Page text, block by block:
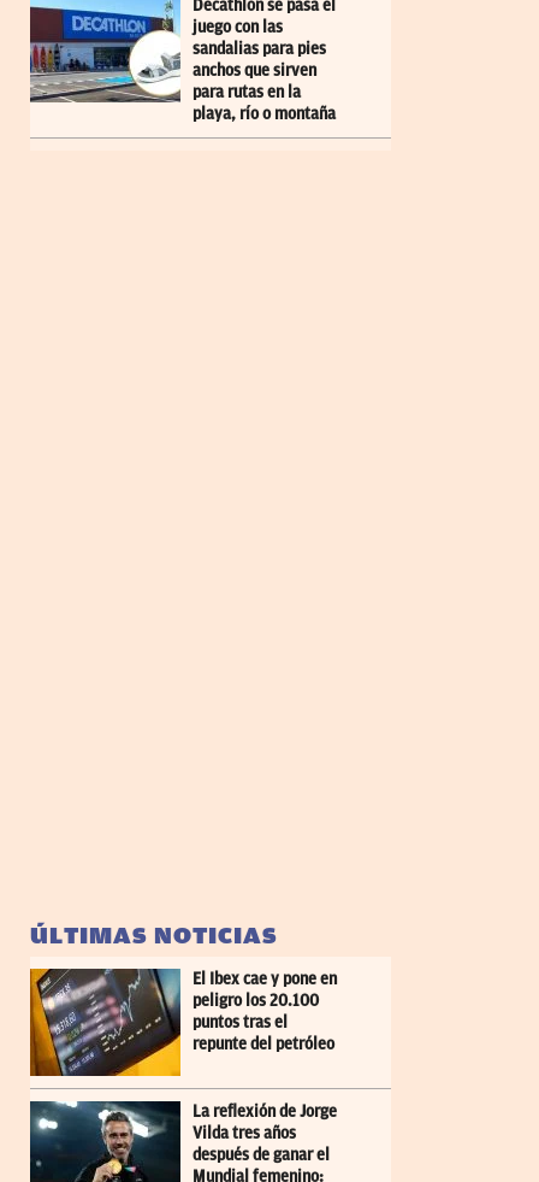
Decathlon se pasa el
juego con las
sandalias para pies
anchos que sirven
para rutas en la
playa, río o montaña
ÚLTIMAS NOTICIAS
El Ibex cae y pone en
peligro los 20.100
puntos tras el
repunte del petróleo
La reflexión de Jorge
Vilda tres años
después de ganar el
Mundial femenino: